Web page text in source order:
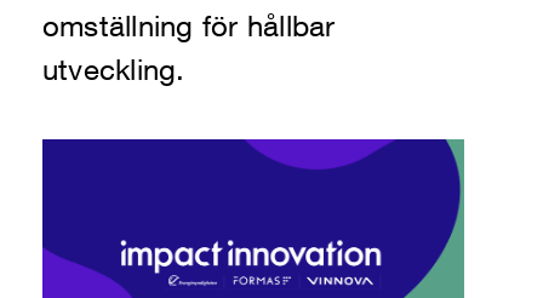
omställning för hållbar
utveckling.